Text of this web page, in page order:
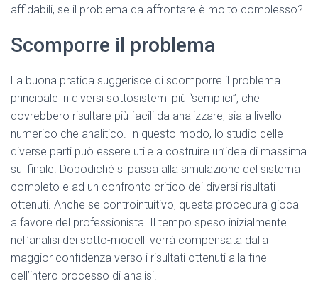
affidabili, se il problema da affrontare è molto complesso?
Scomporre il problema
La buona pratica suggerisce di scomporre il problema
principale in diversi sottosistemi più “semplici”, che
dovrebbero risultare più facili da analizzare, sia a livello
numerico che analitico. In questo modo, lo studio delle
diverse parti può essere utile a costruire un’idea di massima
sul finale. Dopodiché si passa alla simulazione del sistema
completo e ad un confronto critico dei diversi risultati
ottenuti. Anche se controintuitivo, questa procedura gioca
a favore del professionista. Il tempo speso inizialmente
nell’analisi dei sotto-modelli verrà compensata dalla
maggior confidenza verso i risultati ottenuti alla fine
dell’intero processo di analisi.